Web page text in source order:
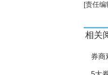
[责任编
相关
券商